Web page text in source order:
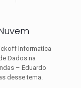
Informatica
Dados na
– Eduardo
desse tema.